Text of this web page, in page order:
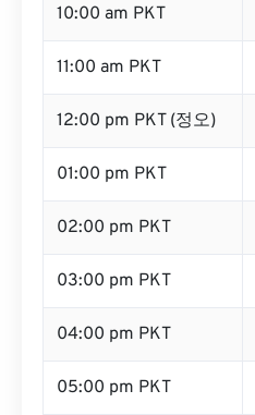
10:00 am PKT
11:00 am PKT
12:00 pm PKT (정오)
01:00 pm PKT
02:00 pm PKT
03:00 pm PKT
04:00 pm PKT
05:00 pm PKT